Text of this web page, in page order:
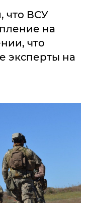
что ВСУ
на
что
эксперты на